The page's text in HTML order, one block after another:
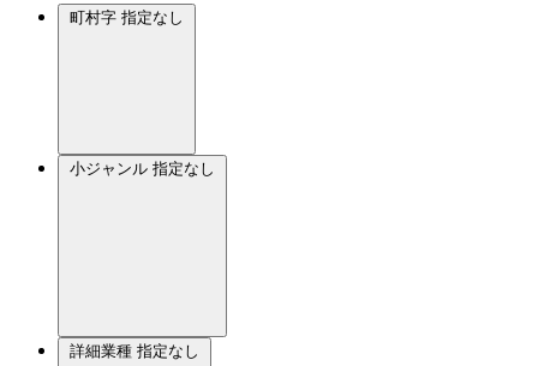
町村字 指定なし
小ジャンル 指定なし
詳細業種 指定なし